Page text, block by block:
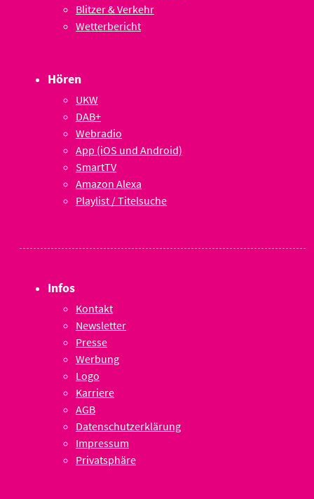
Blitzer & Verkehr
Wetterbericht
Hören
UKW
DAB+
Webradio
App (iOS und Android)
SmartTV
Amazon Alexa
Playlist / Titelsuche
Infos
Kontakt
Newsletter
Presse
Werbung
Logo
Karriere
AGB
Datenschutzerklärung
Impressum
Privatsphäre